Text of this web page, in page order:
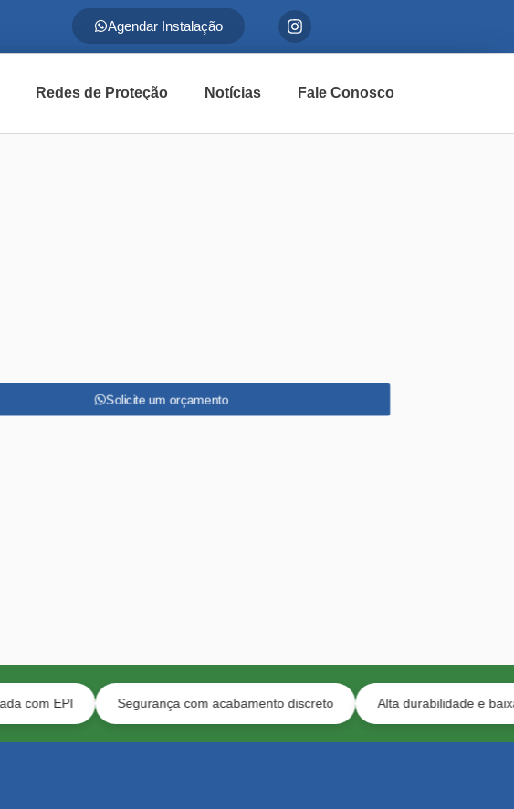
Agendar Instalação
Redes de Proteção Notícias Fale Conosco
Solicite um orçamento
Segurança com acabamento discreto Alta durabilidade e baixa